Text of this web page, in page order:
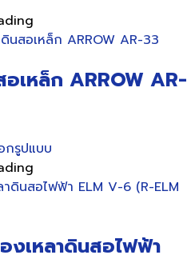
อเหล็ก ARROW AR-
กรูปแบบ
has
The
งเหลาดินสอไฟฟ้า